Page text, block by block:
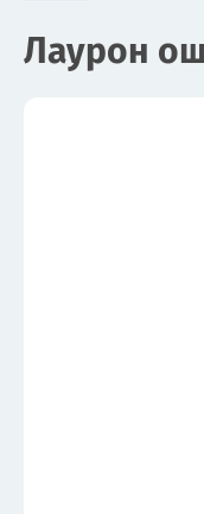
Лаурон